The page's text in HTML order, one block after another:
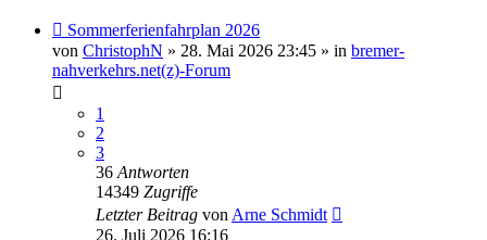
Neuer
Beitrag
Sommerferienfahrplan 2026
von ChristophN » 28. Mai 2026 23:45 » in bremer-
nahverkehrs.net(z)-Forum
1
2
3
36 Antworten
14349 Zugriffe
Letzter Beitrag von Arne Schmidt
26. Juli 2026 16:16